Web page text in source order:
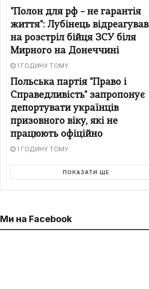
"Полон для рф – не гарантія
життя": Лубінець відреагував
на розстріл бійця ЗСУ біля
Мирного на Донеччині
1 ГОДИНУ ТОМУ
Польська партія "Право і
Справедливість" запропонує
депортувати українців
призовного віку, які не
працюють офіційно
1 ГОДИНУ ТОМУ
ПОКАЗАТИ ЩЕ
Ми на Facebook